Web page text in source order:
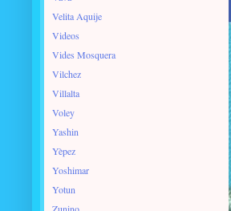
Velita Aquije
Videos
Vides Mosquera
Vilchez
Villalta
Voley
Yashin
Yèpez
Yoshimar
Yotun
Zunino